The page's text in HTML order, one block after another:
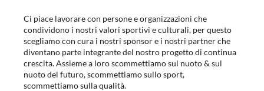
Ci piace lavorare con persone e organizzazioni che
condividono i nostri valori sportivi e culturali, per questo
scegliamo con cura i nostri sponsor e i nostri partner che
diventano parte integrante del nostro progetto di continua
crescita. Assieme a loro scommettiamo sul nuoto & sul
nuoto del futuro, scommettiamo sullo sport,
scommettiamo sulla qualità.